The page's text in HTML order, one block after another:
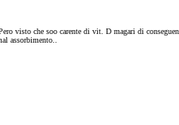
visto che soo carente di vit. D magari di
assorbimento..